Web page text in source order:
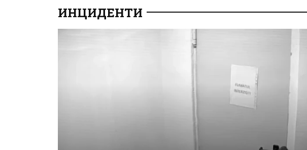
ИНЦИДЕНТИ